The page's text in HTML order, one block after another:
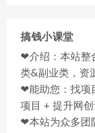
搞钱小课堂
❤介绍：本站整
类&副业类，资
❤能助您：找项
项目 + 提升网创
❤本站为众多团